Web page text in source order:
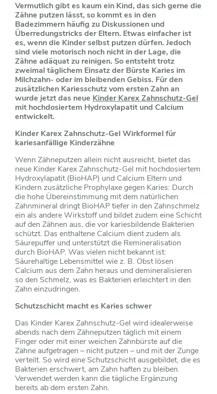
Vermutlich gibt es kaum ein Kind, das sich gerne die
Zähne putzen lässt, so kommt es in den
Badezimmern häufig zu Diskussionen und
Überredungstricks der Eltern. Etwas einfacher ist
es, wenn die Kinder selbst putzen dürfen. Jedoch
sind viele motorisch noch nicht in der Lage, die
Zähne adäquat zu reinigen. So entsteht trotz
zweimal täglichem Einsatz der Bürste Karies im
Milchzahn- oder im bleibenden Gebiss. Für den
zusätzlichen Kariesschutz vom ersten Zahn an
wurde jetzt das neue Kinder Karex Zahnschutz-Gel
mit hochdosiertem Hydroxylapatit und Calcium
entwickelt.
Kinder Karex Zahnschutz-Gel Wirkformel für
kariesanfällige Kinderzähne
Wenn Zähneputzen allein nicht ausreicht, bietet das
neue Kinder Karex Zahnschutz-Gel mit hochdosiertem
Hydroxylapatit (BioHAP) und Calcium Eltern und
Kindern zusätzliche Prophylaxe gegen Karies: Durch
die hohe Übereinstimmung mit dem natürlichen
Zahnmineral dringt BioHAP tiefer in den Zahnschmelz
ein als andere Wirkstoff und bildet zudem eine Schicht
auf den Zähnen aus, die vor kariesbildende Bakterien
schützt. Das enthaltene Calcium dient zudem als
Säurepuffer und unterstützt die Remineralisation
durch BioHAP. Was vielen nicht bekannt ist:
Säurehaltige Lebensmittel wie z. B. Obst lösen
Calcium aus dem Zahn heraus und demineralisieren
so den Schmelz, was es Bakterien erleichtert in den
Zahn einzudringen.
Schutzschicht macht es Karies schwer
Das Kinder Karex Zahnschutz-Gel wird idealerweise
abends nach dem Zähneputzen täglich mit einem
Finger oder mit einer weichen Zahnbürste auf die
Zähne aufgetragen – nicht putzen – und mit der Zunge
verteilt. So wird eine Schutzschicht ausgebildet, die es
Bakterien erschwert, am Zahn haften zu bleiben.
Verwendet werden kann die tägliche Ergänzung
bereits ab dem ersten Zahn.